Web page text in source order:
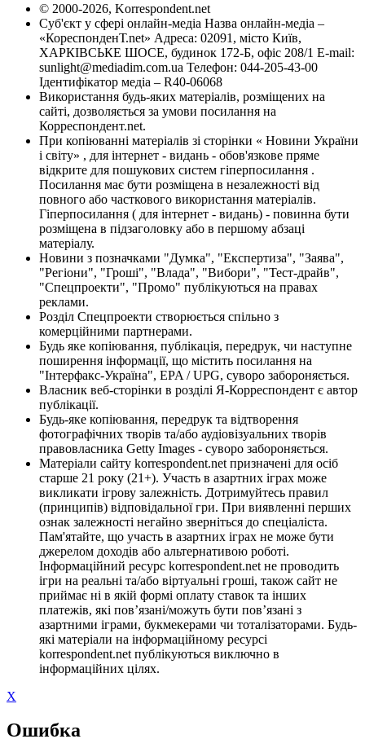
© 2000-2026, Korrespondent.net
Суб'єкт у сфері онлайн-медіа Назва онлайн-медіа –
«КореспонденТ.net» Адреса: 02091, місто Київ,
ХАРКІВСЬКЕ ШОСЕ, будинок 172-Б, офіс 208/1 E-mail:
sunlight@mediadim.com.ua Телефон: 044-205-43-00
Ідентифікатор медіа – R40-06068
Використання будь-яких матеріалів, розміщених на
сайті, дозволяється за умови посилання на
Корреспондент.net.
При копіюванні матеріалів зі сторінки « Новини України
і світу» , для інтернет - видань - обов'язкове пряме
відкрите для пошукових систем гіперпосилання .
Посилання має бути розміщена в незалежності від
повного або часткового використання матеріалів.
Гіперпосилання ( для інтернет - видань) - повинна бути
розміщена в підзаголовку або в першому абзаці
матеріалу.
Новини з позначками "Думка", "Експертиза", "Заява",
"Регіони", "Гроші", "Влада", "Вибори", "Тест-драйв",
"Спецпроекти", "Промо" публікуються на правах
реклами.
Розділ Спецпроекти створюється спільно з
комерційними партнерами.
Будь яке копіювання, публікація, передрук, чи наступне
поширення інформації, що містить посилання на
"Інтерфакс-Україна", EPA / UPG, суворо забороняється.
Власник веб-сторінки в розділі Я-Корреспондент є автор
публікації.
Будь-яке копіювання, передрук та відтворення
фотографічних творів та/або аудіовізуальних творів
правовласника Getty Images - суворо забороняється.
Матеріали сайту korrespondent.net призначені для осіб
старше 21 року (21+). Участь в азартних іграх може
викликати ігрову залежність. Дотримуйтесь правил
(принципів) відповідальної гри. При виявленні перших
ознак залежності негайно зверніться до спеціаліста.
Пам'ятайте, що участь в азартних іграх не може бути
джерелом доходів або альтернативою роботі.
Інформаційний ресурс korrespondent.net не проводить
ігри на реальні та/або віртуальні гроші, також сайт не
приймає ні в якій формі оплату ставок та інших
платежів, які пов’язані/можуть бути пов’язані з
азартними іграми, букмекерами чи тоталізаторами. Будь-
які матеріали на інформаційному ресурсі
korrespondent.net публікуються виключно в
інформаційних цілях.
X
Ошибка